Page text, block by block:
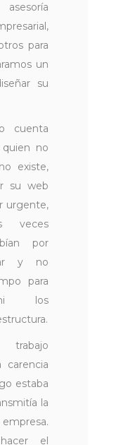
para
un
su
cuenta
no
existe,
su web
urgente,
veces
por
y no
para
ni los
carencia
estaba
la
el